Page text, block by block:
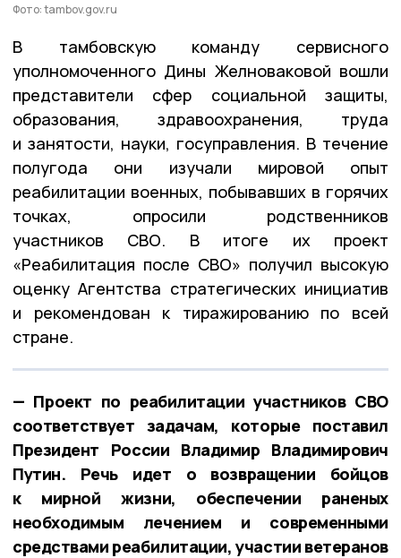
Фото: tambov.gov.ru
В тамбовскую команду сервисного
уполномоченного Дины Желноваковой вошли
представители сфер социальной защиты,
образования, здравоохранения, труда
и занятости, науки, госуправления. В течение
полугода они изучали мировой опыт
реабилитации военных, побывавших в горячих
точках, опросили родственников
участников СВО. В итоге их проект
«Реабилитация после СВО» получил высокую
оценку Агентства стратегических инициатив
и рекомендован к тиражированию по всей
стране.
— Проект по реабилитации участников СВО
соответствует задачам, которые поставил
Президент России Владимир Владимирович
Путин. Речь идет о возвращении бойцов
к мирной жизни, обеспечении раненых
необходимым лечением и современными
средствами реабилитации, участии ветеранов